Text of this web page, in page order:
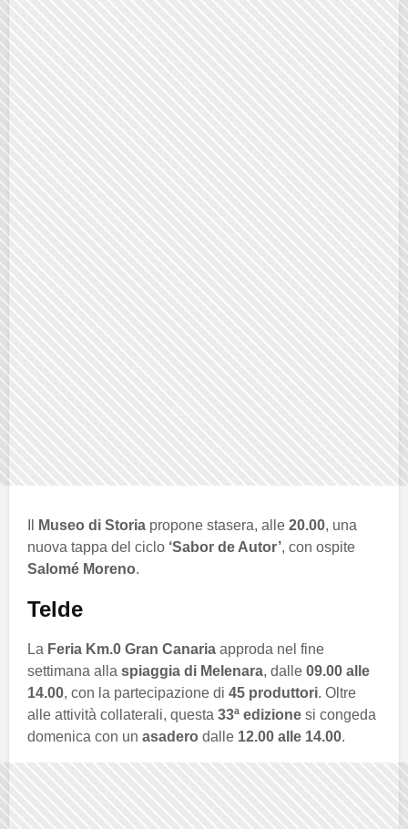
Museo di Storia propone stasera, alle 20.00, una
nuova tappa del ciclo ‘Sabor de Autor’, con ospite
Salomé Moreno.
Telde
La Feria Km.0 Gran Canaria approda nel fine
settimana alla spiaggia di Melenara, dalle 09.00 alle
14.00, con la partecipazione di 45 produttori. Oltre
alle attività collaterali, questa 33ª edizione si congeda
domenica con un asadero dalle 12.00 alle 14.00.